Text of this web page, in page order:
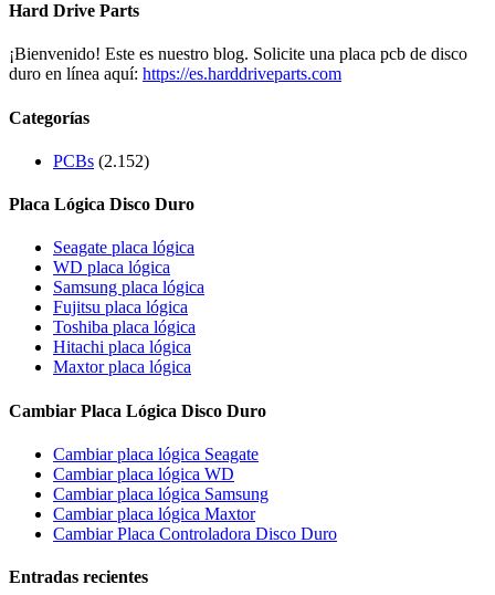
Hard Drive Parts
¡Bienvenido! Este es nuestro blog. Solicite una placa pcb de disco
duro en línea aquí: https://es.harddriveparts.com
Categorías
PCBs (2.152)
Placa Lógica Disco Duro
Seagate placa lógica
WD placa lógica
Samsung placa lógica
Fujitsu placa lógica
Toshiba placa lógica
Hitachi placa lógica
Maxtor placa lógica
Cambiar Placa Lógica Disco Duro
Cambiar placa lógica Seagate
Cambiar placa lógica WD
Cambiar placa lógica Samsung
Cambiar placa lógica Maxtor
Cambiar Placa Controladora Disco Duro
Entradas recientes